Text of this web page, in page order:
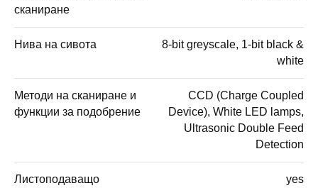
сканиране
Нива на сивота
8-bit greyscale, 1-bit black &
white
Методи на сканиране и
функции за подобрение
CCD (Charge Coupled
Device), White LED lamps,
Ultrasonic Double Feed
Detection
Листоподаващо yes